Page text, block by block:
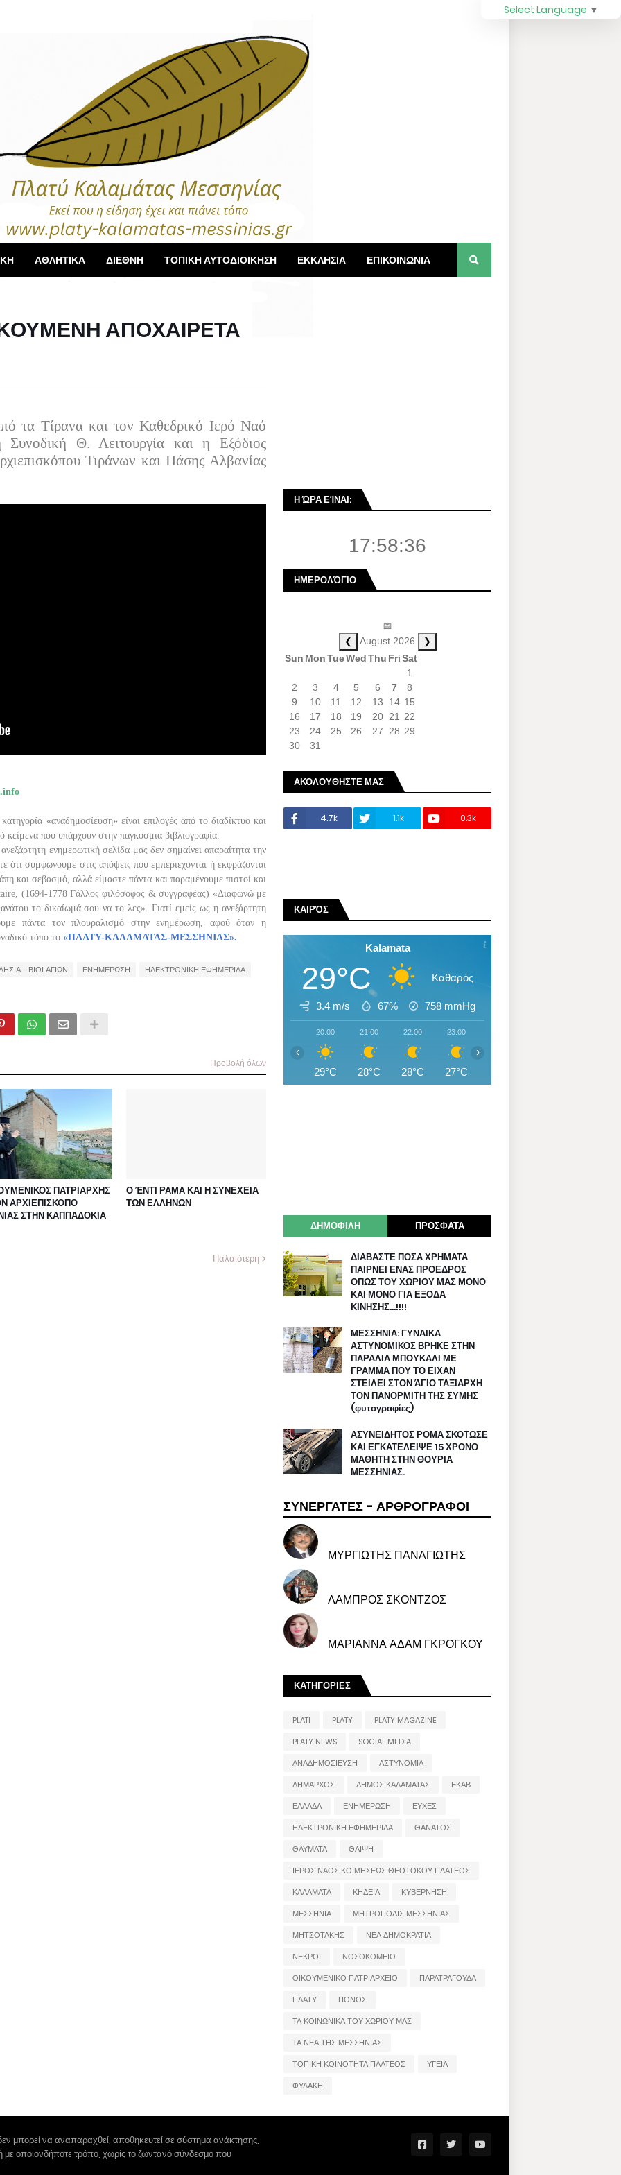
ΑΘΛΗΤΙΚΑ ΔΙΕΘΝΗ ΤΟΠΙΚΗ ΑΥΤΟΔΙΟΙΚΗΣΗ ΕΚΚΛΗΣΙΑ ΕΠΙΚΟΙΝΩΝΙΑ
ΑΠΟΧΑΙΡΕΤΑ
τα Τίρανα και τον Καθεδρικό Ιερό Ναό
Θ. Λειτουργία και η Εξόδιος
Τιράνων και Πάσης Αλβανίας
«αναδημοσίευση» είναι επιλογές από το διαδίκτυο και
που υπάρχουν στην παγκόσμια βιβλιογραφία.
ενημερωτική σελίδα μας δεν σημαίνει απαραίτητα την
ότι συμφωνούμε στις απόψεις που εμπεριέχονται ή εκφράζονται
και σεβασμό, αλλά είμαστε πάντα και παραμένουμε πιστοί και
(1694-1778 Γάλλος φιλόσοφος & συγγραφέας) «Διαφωνώ με
το δικαίωμά σου να το λες». Γιατί εμείς ως η ανεξάρτητη
πάντα τον πλουραλισμό στην ενημέρωση, αφού όταν η
τόπο το «ΠΛΑΤΥ-ΚΑΛΑΜΑΤΑΣ-ΜΕΣΣΗΝΙΑΣ».
- ΒΙΟΙ ΑΓΙΩΝ ΕΝΗΜΕΡΩΣΗ
ΗΛΕΚΤΡΟΝΙΚΗ ΕΦΗΜΕΡΙΔΑ
Προβολή όλων
ΠΑΤΡΙΑΡΧΗΣ
ΑΡΧΙΕΠΙΣΚΟΠΟ
ΣΤΗΝ ΚΑΠΠΑΔΟΚΙΑ
Ο ΈΝΤΙ ΡΑΜΑ ΚΑΙ Η ΣΥΝΕΧΕΙΑ
ΤΩΝ ΕΛΛΗΝΩΝ
Παλαιότερη
Select Language ▼
Η ΏΡΑ ΕΊΝΑΙ:
17:58:37
ΗΜΕΡΟΛΌΓΙΟ
📅
❮ August 2026 ❯
Sun MonTueWedThu FriSat
1
2
3 4 5 6 7
8
9
10 11 12 13 14 15
16
17 18 19 20 21
22
23
24 25 26 27 28 29
30
31
ΑΚΟΛΟΥΘΗΣΤΕ ΜΑΣ
4.7k 1.1k 0.3k
ΚΑΙΡΌΣ
Kalamata
29°C Καθαρός
3.4 m/s 67% 758 mmHg
20:00
29°C
21:00
28°C
22:00
28°C
23:00
27°C
‹ ›
ΔΗΜΟΦΙΛΗ ΠΡΟΣΦΑΤΑ
ΔΙΑΒΑΣΤΕ ΠΟΣΑ ΧΡΗΜΑΤΑ
ΠΑΙΡΝΕΙ ΕΝΑΣ ΠΡΟΕΔΡΟΣ
ΟΠΩΣ ΤΟΥ ΧΩΡΙΟΥ ΜΑΣ ΜΟΝΟ
ΚΑΙ ΜΟΝΟ ΓΙΑ ΕΞΟΔΑ
ΚΙΝΗΣΗΣ…!!!!
ΜΕΣΣΗΝΙΑ: ΓΥΝΑΙΚΑ
ΑΣΤΥΝΟΜΙΚΟΣ ΒΡΗΚΕ ΣΤΗΝ
ΠΑΡΑΛΙΑ ΜΠΟΥΚΑΛΙ ΜΕ
ΓΡΑΜΜΑ ΠΟΥ ΤΟ ΕΙΧΑΝ
ΣΤΕΙΛΕΙ ΣΤΟΝ ΆΓΙΟ ΤΑΞΙΑΡΧΗ
ΤΟΝ ΠΑΝΟΡΜΙΤΗ ΤΗΣ ΣΥΜΗΣ
(φυτογραφίες)
ΑΣΥΝΕΙΔΗΤΟΣ ΡΟΜΑ ΣΚΟΤΩΣΕ
ΚΑΙ ΕΓΚΑΤΕΛΕΙΨΕ 15 ΧΡΟΝΟ
ΜΑΘΗΤΗ ΣΤΗΝ ΘΟΥΡΙΑ
ΜΕΣΣΗΝΙΑΣ.
ΣΥΝΕΡΓΑΤΕΣ - ΑΡΘΡΟΓΡΑΦΟΙ
ΜΥΡΓΙΩΤΗΣ ΠΑΝΑΓΙΩΤΗΣ
ΛΑΜΠΡΟΣ ΣΚΟΝΤΖΟΣ
ΜΑΡΙΑΝΝΑ ΑΔΑΜ ΓΚΡΟΓΚΟΥ
ΚΑΤΗΓΟΡΙΕΣ
PLATI PLATY
PLATY MAGAZINE
PLATY NEWS
SOCIAL MEDIA
ΑΝΑΔΗΜΟΣΙΕΥΣΗ
ΑΣΤΥΝΟΜΙΑ
ΔΗΜΑΡΧΟΣ
ΔΗΜΟΣ ΚΑΛΑΜΑΤΑΣ
ΕΚΑΒ
ΕΛΛΑΔΑ
ΕΝΗΜΕΡΩΣΗ
ΕΥΧΕΣ
ΗΛΕΚΤΡΟΝΙΚΗ ΕΦΗΜΕΡΙΔΑ
ΘΑΝΑΤΟΣ
ΘΑΥΜΑΤΑ
ΘΛΙΨΗ
ΙΕΡΟΣ ΝΑΟΣ ΚΟΙΜΗΣΕΩΣ ΘΕΟΤΟΚΟΥ ΠΛΑΤΕΟΣ
ΚΑΛΑΜΑΤΑ
ΚΗΔΕΙΑ
ΚΥΒΕΡΝΗΣΗ
ΜΕΣΣΗΝΙΑ
ΜΗΤΡΟΠΟΛΙΣ ΜΕΣΣΗΝΙΑΣ
ΜΗΤΣΟΤΑΚΗΣ
ΝΕΑ ΔΗΜΟΚΡΑΤΙΑ
ΝΕΚΡΟΙ
ΝΟΣΟΚΟΜΕΙΟ
ΟΙΚΟΥΜΕΝΙΚΟ ΠΑΤΡΙΑΡΧΕΙΟ
ΠΑΡΑΤΡΑΓΟΥΔΑ
ΠΛΑΤΥ
ΠΟΝΟΣ
ΤΑ ΚΟΙΝΩΝΙΚΑ ΤΟΥ ΧΩΡΙΟΥ ΜΑΣ
ΤΑ ΝΕΑ ΤΗΣ ΜΕΣΣΗΝΙΑΣ
ΤΟΠΙΚΗ ΚΟΙΝΟΤΗΤΑ ΠΛΑΤΕΟΣ
ΥΓΕΙΑ
ΦΥΛΑΚΗ
μπορεί να αναπαραχθεί, αποθηκευτεί σε σύστημα ανάκτησης,
με οποιονδήποτε τρόπο, χωρίς το ζωντανό σύνδεσμο που